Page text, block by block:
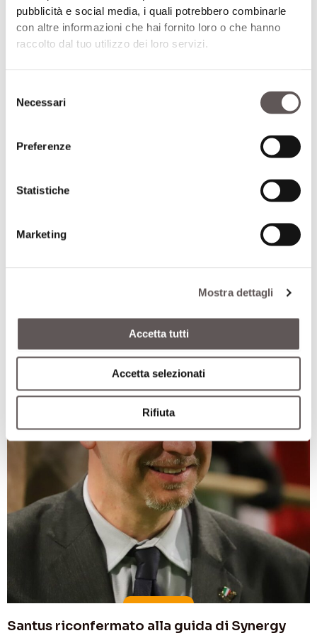
pubblicità e social media, i quali potrebbero combinarle
con altre informazioni che hai fornito loro o che hanno
raccolto dal tuo utilizzo dei loro servizi.
delNecessari
Preferenze
Statistiche
Marketing
Mostra dettagli
Accetta tutti
Accetta selezionati
Rifiuta
GranTerre e Agriform entrano nel capitale di
Santus riconfermato alla guida di Synergy